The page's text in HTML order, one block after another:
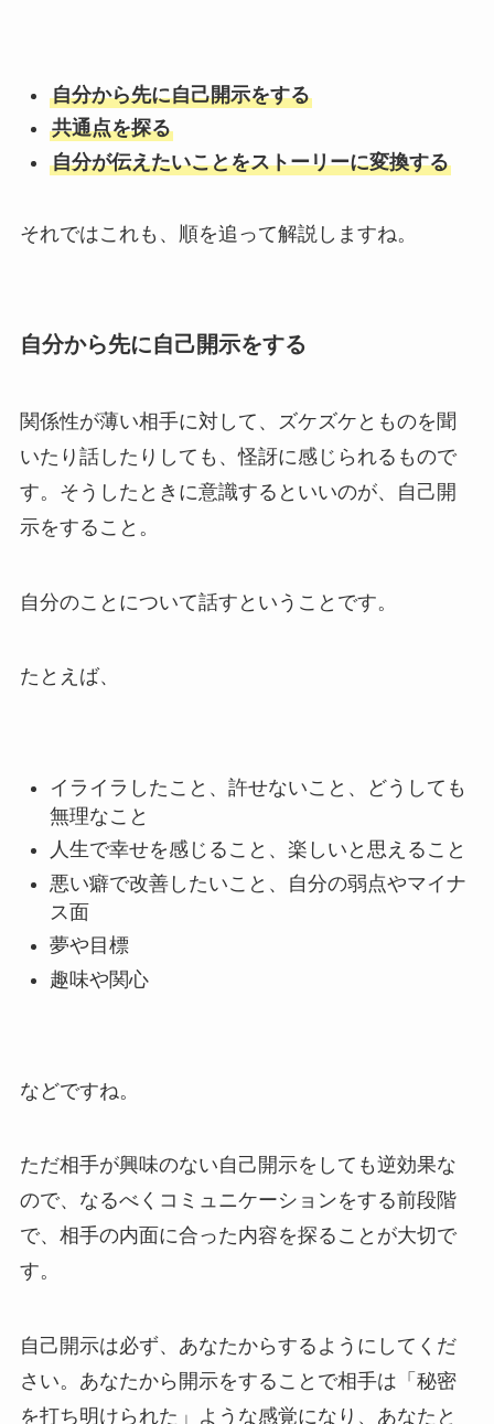
自分から先に自己開示をする
共通点を探る
自分が伝えたいことをストーリーに変換する
それではこれも、順を追って解説しますね。
自分から先に自己開示をする
関係性が薄い相手に対して、ズケズケとものを聞
いたり話したりしても、怪訝に感じられるもので
す。そうしたときに意識するといいのが、自己開
示をすること。
自分のことについて話すということです。
たとえば、
イライラしたこと、許せないこと、どうしても
無理なこと
人生で幸せを感じること、楽しいと思えること
悪い癖で改善したいこと、自分の弱点やマイナ
ス面
夢や目標
趣味や関心
などですね。
ただ相手が興味のない自己開示をしても逆効果な
ので、なるべくコミュニケーションをする前段階
で、相手の内面に合った内容を探ることが大切で
す。
自己開示は必ず、あなたからするようにしてくだ
さい。あなたから開示をすることで相手は「秘密
を打ち明けられた」ような感覚になり、あなたと